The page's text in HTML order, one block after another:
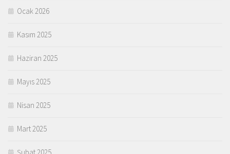
Ocak 2026
Kasım 2025
Haziran 2025
Mayıs 2025
Nisan 2025
Mart 2025